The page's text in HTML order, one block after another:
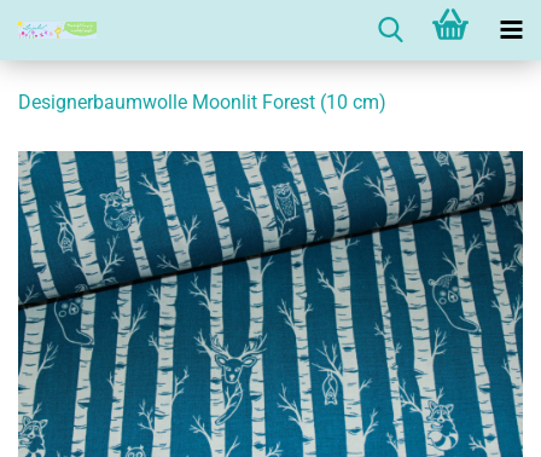
Designerbaumwolle Moonlit Forest (10 cm)